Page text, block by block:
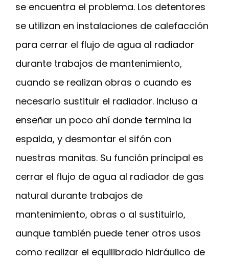
se encuentra el problema. Los detentores
se utilizan en instalaciones de calefacción
para cerrar el flujo de agua al radiador
durante trabajos de mantenimiento,
cuando se realizan obras o cuando es
necesario sustituir el radiador. Incluso a
enseñar un poco ahí donde termina la
espalda, y desmontar el sifón con
nuestras manitas. Su función principal es
cerrar el flujo de agua al radiador de gas
natural durante trabajos de
mantenimiento, obras o al sustituirlo,
aunque también puede tener otros usos
como realizar el equilibrado hidráulico de